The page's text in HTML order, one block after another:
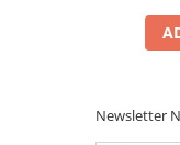
Newsletter